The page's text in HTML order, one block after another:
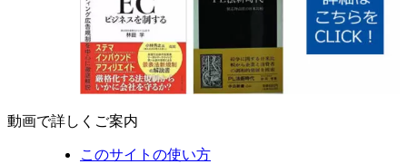
動画で詳しくご案内
このサイトの使い方